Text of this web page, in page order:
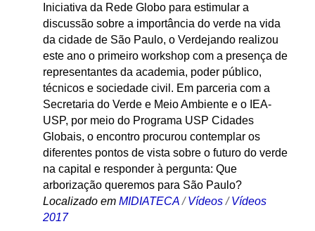
Iniciativa da Rede Globo para estimular a
discussão sobre a importância do verde na vida
da cidade de São Paulo, o Verdejando realizou
este ano o primeiro workshop com a presença de
representantes da academia, poder público,
técnicos e sociedade civil. Em parceria com a
Secretaria do Verde e Meio Ambiente e o IEA-
USP, por meio do Programa USP Cidades
Globais, o encontro procurou contemplar os
diferentes pontos de vista sobre o futuro do verde
na capital e responder à pergunta: Que
arborização queremos para São Paulo?
Localizado em MIDIATECA /Vídeos /Vídeos
2017